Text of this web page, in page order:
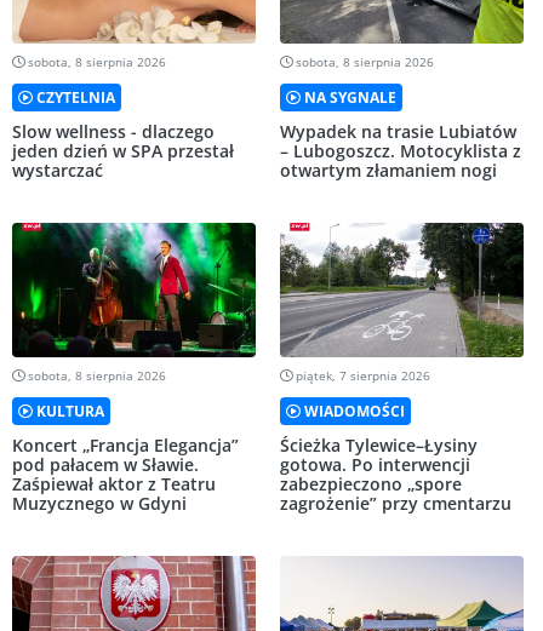
sobota, 8 sierpnia 2026
CZYTELNIA
Slow wellness - dlaczego
jeden dzień w SPA przestał
wystarczać
sobota, 8 sierpnia 2026
NA SYGNALE
Wypadek na trasie Lubiatów
– Lubogoszcz. Motocyklista z
otwartym złamaniem nogi
sobota, 8 sierpnia 2026
KULTURA
Koncert „Francja Elegancja”
pod pałacem w Sławie.
Zaśpiewał aktor z Teatru
Muzycznego w Gdyni
piątek, 7 sierpnia 2026
WIADOMOŚCI
Ścieżka Tylewice–Łysiny
gotowa. Po interwencji
zabezpieczono „spore
zagrożenie” przy cmentarzu